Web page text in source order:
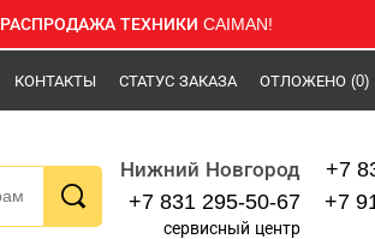
РАСПРОДАЖА ТЕХНИКИ CAIMAN!
КОНТАКТЫ СТАТУС ЗАКАЗА ОТЛОЖЕНО (0)
Нижний Новгород
+7 831 295-50-67
сервисный центр
+7
+7